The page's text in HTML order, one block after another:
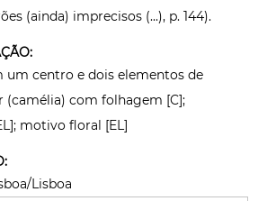
(ainda) imprecisos (...), p. 144).
um centro e dois elementos de
(camélia) com folhagem [C];
motivo floral [EL]
Lisboa